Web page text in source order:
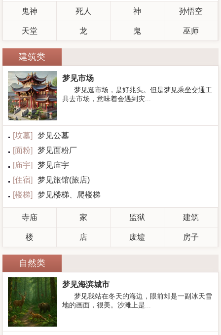
鬼神 死人 神 孙悟空
天堂 龙 鬼 巫师
建筑类
梦见市场
梦见逛市场，是好兆头。但是梦见乘坐交通工
具去市场，意味着会遇到灾...
[坟墓]
梦见公墓
[面粉]
梦见面粉厂
[庙宇]
梦见庙宇
[住宿]
梦见旅馆(旅店)
[楼梯] 梦见楼梯、爬楼梯
寺庙 家 监狱 建筑
楼 店 废墟 房子
自然类
梦见海滨城市
梦见我站在冬天的海边，眼前却是一副冰天雪
地的画面，很美。沙滩上是...